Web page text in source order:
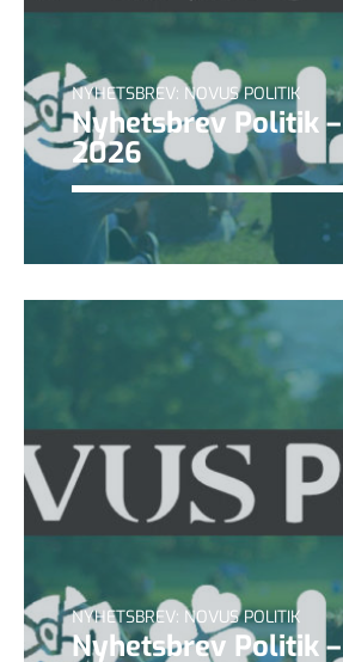
NYHETSBREV: NOVUS POLITIK
Nyhetsbrev Politik
2026
NYHETSBREV: NOVUS POLITIK
Nyhetsbrev Politik